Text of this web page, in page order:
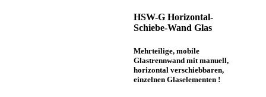
HSW-G Horizontal-
Schiebe-Wand Glas
Mehrteilige, mobile
Glastrennwand mit manuell,
horizontal verschiebbaren,
einzelnen Glaselementen !